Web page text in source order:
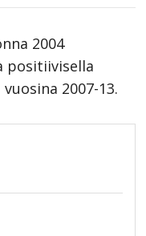
2004
positiivisella
2007-13.